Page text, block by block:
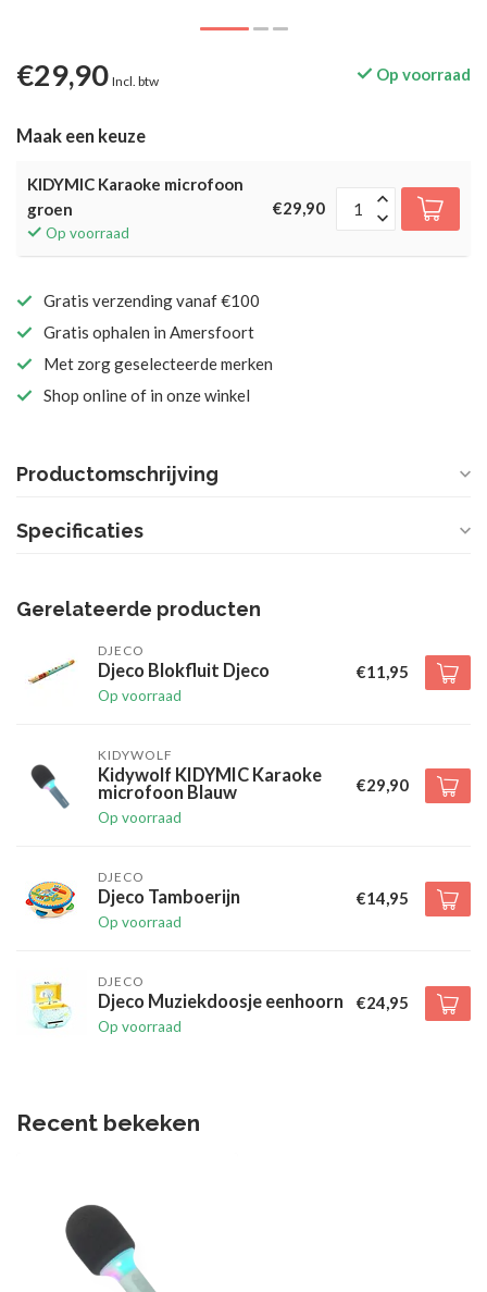
€29,90 Incl. btw Op voorraad
Maak een keuze
KIDYMIC Karaoke microfoon
groen
Op voorraad
€29,90
Gratis verzending vanaf €100
Gratis ophalen in Amersfoort
Met zorg geselecteerde merken
Shop online of in onze winkel
Productomschrijving
Specificaties
Gerelateerde producten
DJECO
Djeco Blokfluit Djeco
Op voorraad
€11,95
KIDYWOLF
Kidywolf KIDYMIC Karaoke
microfoon Blauw
Op voorraad
€29,90
DJECO
Djeco Tamboerijn
Op voorraad
€14,95
DJECO
Djeco Muziekdoosje eenhoorn
Op voorraad
€24,95
Recent bekeken